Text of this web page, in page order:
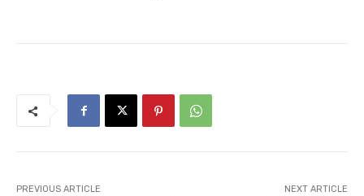
PREVIOUS ARTICLE NEXT ARTICLE